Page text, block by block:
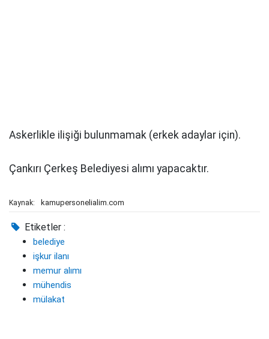
Askerlikle ilişiği bulunmamak (erkek adaylar için).
Çankırı Çerkeş Belediyesi alımı yapacaktır.
Kaynak: kamupersonelialim.com
Etiketler :
belediye
işkur ilanı
memur alımı
mühendis
mülakat